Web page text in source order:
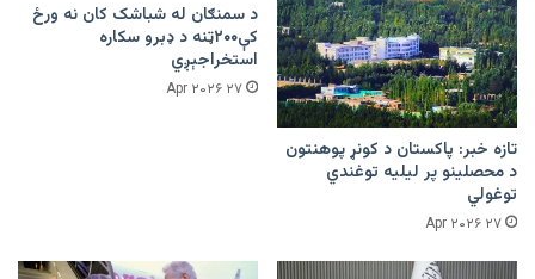
تازه خبر: پاکستان د کونړ پوهنتون
د محصلینو پر لیلیه توغندي
توغولي
۲۷ Apr ۲۰۲۶
د سمنګان له شباشک کان نه ورځ
کې۲۰۰ټنه د ډبرو سکاره
استخراجېږي
۲۷ Apr ۲۰۲۶